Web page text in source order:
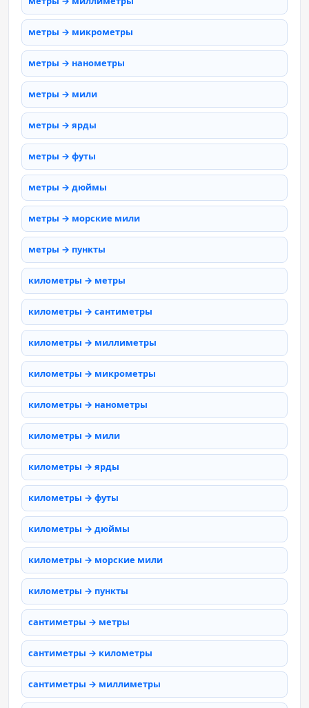
метры → микрометры
метры → нанометры
метры → мили
метры → ярды
метры → футы
метры → дюймы
метры → морские мили
метры → пункты
километры → метры
километры → сантиметры
километры → миллиметры
километры → микрометры
километры → нанометры
километры → мили
километры → ярды
километры → футы
километры → дюймы
километры → морские мили
километры → пункты
сантиметры → метры
сантиметры → километры
сантиметры → миллиметры